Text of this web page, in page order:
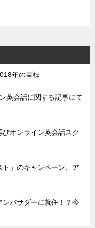
年の目標
英会話に関する記事にて
オンライン英会話スク
ト」のキャンペーン、ア
バサダーに就任！？今